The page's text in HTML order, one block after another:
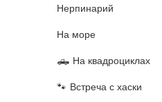
Нерпинарий
На море
На квадроциклах
Встреча с хаски